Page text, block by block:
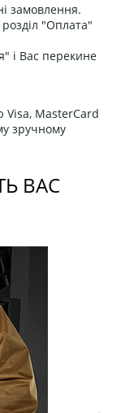
замовлення.
"Оплата"
і Вас перекине
Visa, MasterCard
зручному
ВАС